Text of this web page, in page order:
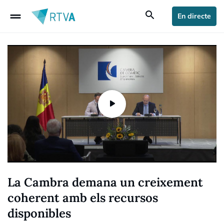
drag_handle search En directe
La Cambra demana un creixement
coherent amb els recursos
disponibles